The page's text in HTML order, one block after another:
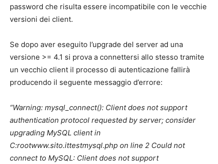
password che risulta essere incompatibile con le vecchie
versioni dei client.
Se dopo aver eseguito l’upgrade del server ad una
versione >= 4.1 si prova a connettersi allo stesso tramite
un vecchio client il processo di autenticazione fallirà
producendo il seguente messaggio d’errore:
“Warning: mysql_connect(): Client does not support
authentication protocol requested by server; consider
upgrading MySQL client in
C:rootwww.sito.ittestmysql.php on line 2 Could not
connect to MySQL: Client does not support